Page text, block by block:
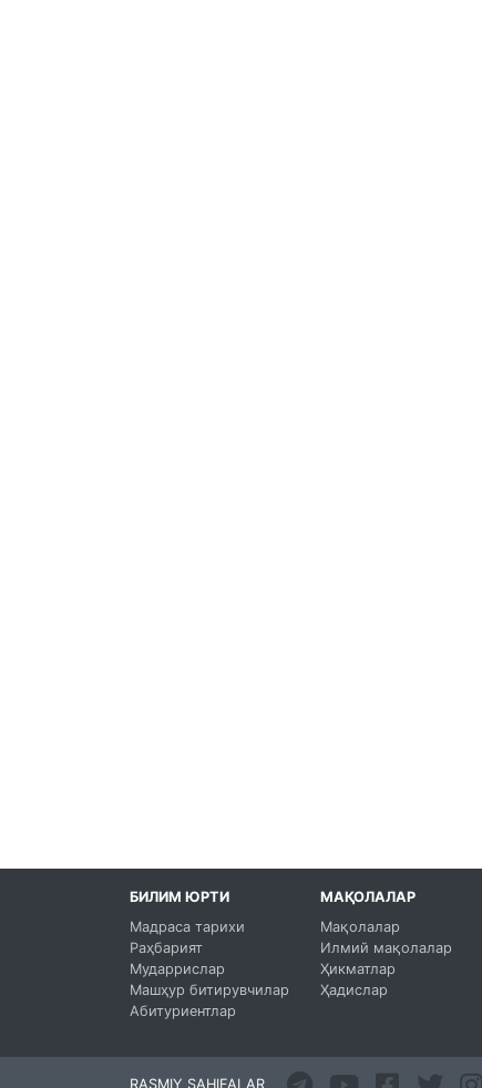
БИЛИМ ЮРТИ
Мадраса тарихи
Раҳбарият
Мударрислар
Машҳур битирувчилар
Абитуриентлар
МАҚОЛАЛАР
Мақолалар
Илмий мақолалар
Ҳикматлар
Ҳадислар
RASMIY SAHIFALAR